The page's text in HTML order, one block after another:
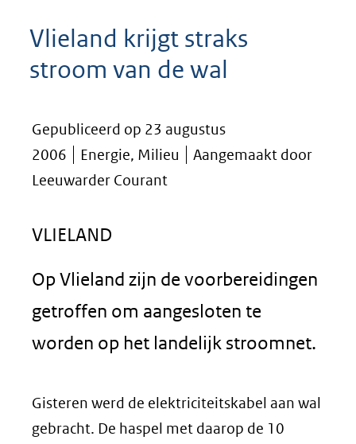
Vlieland krijgt straks
stroom van de wal
Gepubliceerd op 23 augustus
2006
Energie, Milieu
Aangemaakt door
Leeuwarder Courant
VLIELAND
Op Vlieland zijn de voorbereidingen
getroffen om aangesloten te
worden op het landelijk stroomnet.
Gisteren werd de elektriciteitskabel aan wal
gebracht. De haspel met daarop de 10